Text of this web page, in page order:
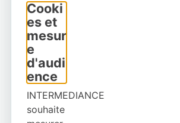
Cooki
es et
mesur
e
d'audi
ence
INTERMEDIANCE
souhaite